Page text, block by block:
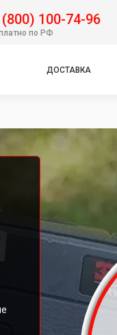
100-74-96
по РФ
ДОСТАВКА